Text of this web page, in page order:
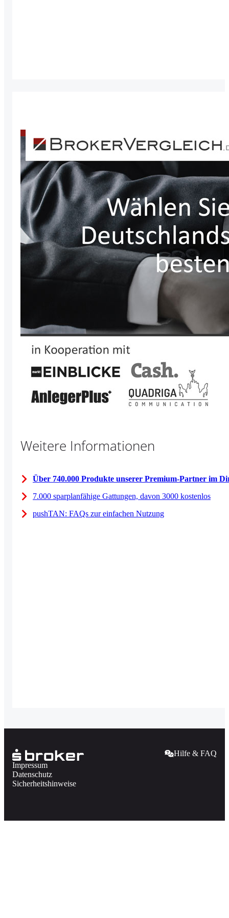
Weitere Informationen
Über 740.000 Produkte unserer Premium-Partner im
7.000 sparplanfähige Gattungen, davon 3000 kostenlos
pushTAN: FAQs zur einfachen Nutzung
Hilfe & FAQ
Impressum
Datenschutz
Sicherheitshinweise